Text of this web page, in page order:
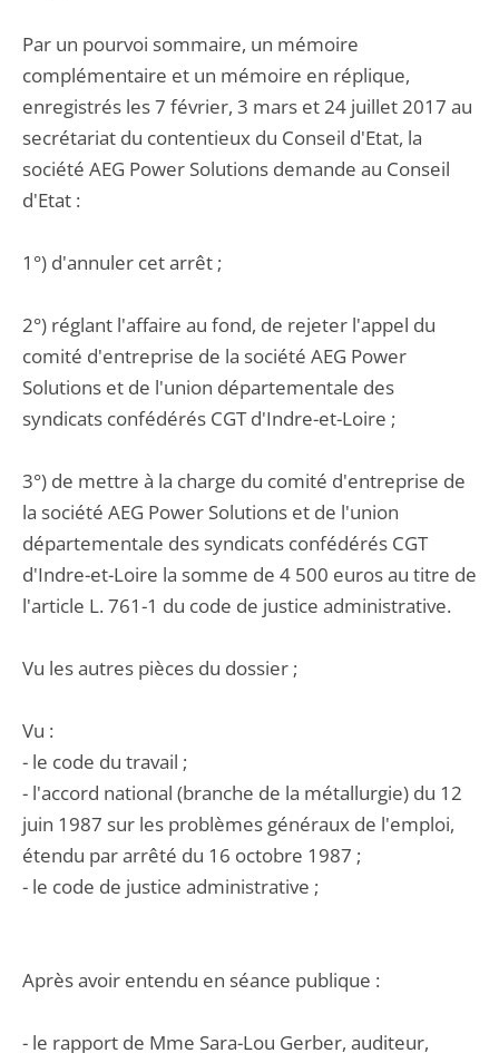
Par un pourvoi sommaire, un mémoire
complémentaire et un mémoire en réplique,
enregistrés les 7 février, 3 mars et 24 juillet 2017 au
secrétariat du contentieux du Conseil d'Etat, la
société AEG Power Solutions demande au Conseil
d'Etat :
1°) d'annuler cet arrêt ;
2°) réglant l'affaire au fond, de rejeter l'appel du
comité d'entreprise de la société AEG Power
Solutions et de l'union départementale des
syndicats confédérés CGT d'Indre-et-Loire ;
3°) de mettre à la charge du comité d'entreprise de
la société AEG Power Solutions et de l'union
départementale des syndicats confédérés CGT
d'Indre-et-Loire la somme de 4 500 euros au titre de
l'article L. 761-1 du code de justice administrative.
Vu les autres pièces du dossier ;
Vu :
- le code du travail ;
- l'accord national (branche de la métallurgie) du 12
juin 1987 sur les problèmes généraux de l'emploi,
étendu par arrêté du 16 octobre 1987 ;
- le code de justice administrative ;
Après avoir entendu en séance publique :
- le rapport de Mme Sara-Lou Gerber, auditeur,